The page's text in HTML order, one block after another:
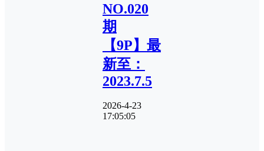
NO.020
期
【9P】最
新至：
2023.7.5
2026-4-23
17:05:05